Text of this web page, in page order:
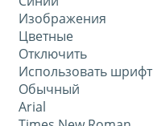
Изображения
Цветные
Отключить
Использовать шрифт
Обычный
Arial